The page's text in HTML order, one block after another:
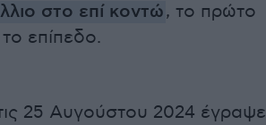
στο επί κοντώ, το πρώτο
επίπεδο.
25 Αυγούστου 2024 έγραψε